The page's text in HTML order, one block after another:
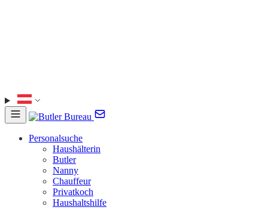
Personalsuche
Haushälterin
Butler
Nanny
Chauffeur
Privatkoch
Haushaltshilfe